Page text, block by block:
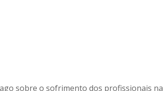
sobre o sofrimento dos profissionais